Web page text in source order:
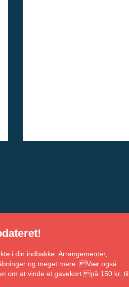
i din indbakke. Arrangementer,
og meget mere. Vær også
om at vinde et gavekort på 150 kr. til